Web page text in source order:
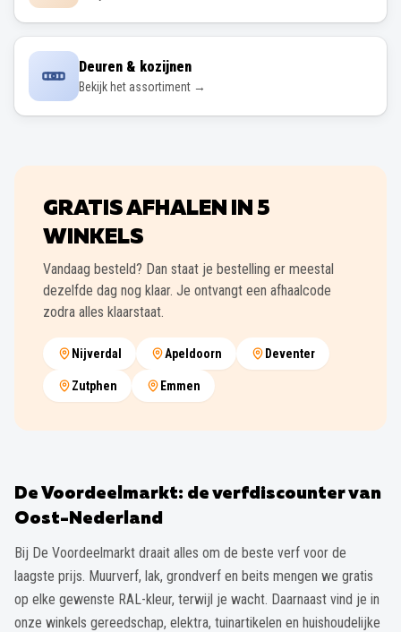
Deuren & kozijnen
Bekijk het assortiment →
GRATIS AFHALEN IN 5
WINKELS
Vandaag besteld? Dan staat je bestelling er meestal
dezelfde dag nog klaar. Je ontvangt een afhaalcode
zodra alles klaarstaat.
Nijverdal Apeldoorn Deventer
Zutphen Emmen
De Voordeelmarkt: de verfdiscounter van
Oost-Nederland
Bij De Voordeelmarkt draait alles om de beste verf voor de
laagste prijs. Muurverf, lak, grondverf en beits mengen we gratis
op elke gewenste RAL-kleur, terwijl je wacht. Daarnaast vind je in
onze winkels gereedschap, elektra, tuinartikelen en huishoudelijke